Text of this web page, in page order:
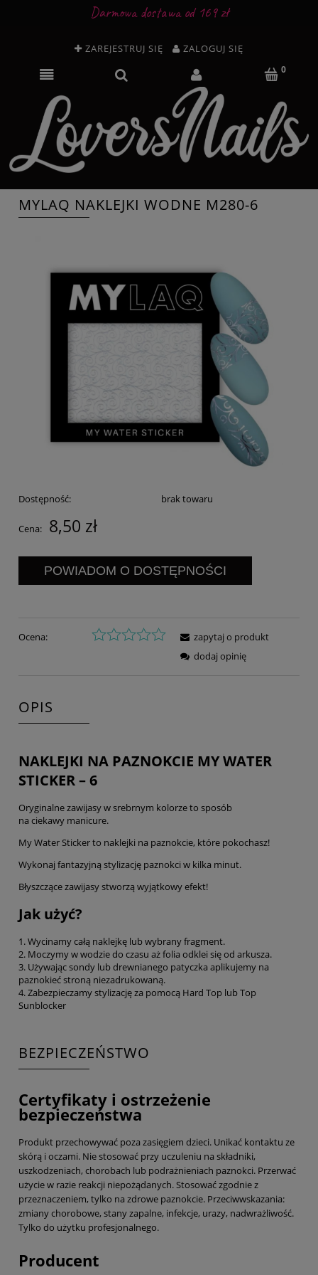
Darmowa dostawa od 169 zł
ZAREJESTRUJ SIĘ ZALOGUJ SIĘ
MYLAQ NAKLEJKI WODNE M280-6
Dostępność: brak towaru
Cena: 8,50 zł
POWIADOM O DOSTĘPNOŚCI
Ocena:
zapytaj o produkt
dodaj opinię
OPIS
NAKLEJKI NA PAZNOKCIE MY WATER
STICKER – 6
Oryginalne zawijasy w srebrnym kolorze to sposób
na ciekawy manicure.
My Water Sticker to naklejki na paznokcie, które pokochasz!
Wykonaj fantazyjną stylizację paznokci w kilka minut.
Błyszczące zawijasy stworzą wyjątkowy efekt!
Jak użyć?
1. Wycinamy całą naklejkę lub wybrany fragment.
2. Moczymy w wodzie do czasu aż folia odklei się od arkusza.
3. Używając sondy lub drewnianego patyczka aplikujemy na
paznokieć stroną niezadrukowaną.
4. Zabezpieczamy stylizację za pomocą Hard Top lub Top
Sunblocker
BEZPIECZEŃSTWO
Certyfikaty i ostrzeżenie
bezpieczeństwa
Produkt przechowywać poza zasięgiem dzieci. Unikać kontaktu ze
skórą i oczami. Nie stosować przy uczuleniu na składniki,
uszkodzeniach, chorobach lub podrażnieniach paznokci. Przerwać
użycie w razie reakcji niepożądanych. Stosować zgodnie z
przeznaczeniem, tylko na zdrowe paznokcie. Przeciwwskazania:
zmiany chorobowe, stany zapalne, infekcje, urazy, nadwrażliwość.
Tylko do użytku profesjonalnego.
Producent